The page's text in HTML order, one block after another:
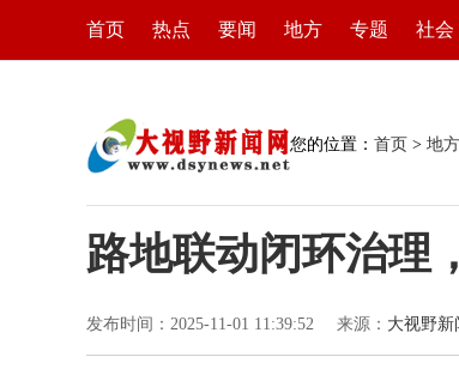
首页 热点 要闻 地方 专题 社会
您的位置： 首页 > 地方
路地联动闭环治理
发布时间：2025-11-01 11:39:52 来源： 大视野新